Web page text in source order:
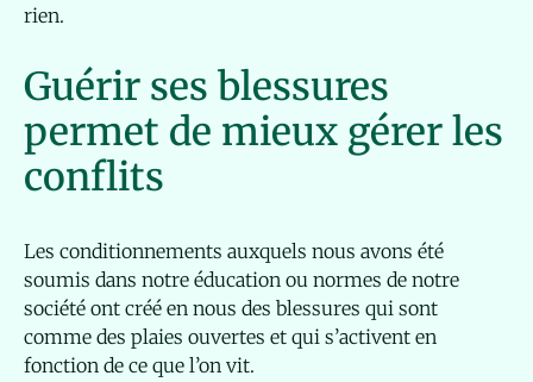
rien.
Guérir ses blessures
permet de mieux gérer les
conflits
Les conditionnements auxquels nous avons été
soumis dans notre éducation ou normes de notre
société ont créé en nous des blessures qui sont
comme des plaies ouvertes et qui s’activent en
fonction de ce que l’on vit.